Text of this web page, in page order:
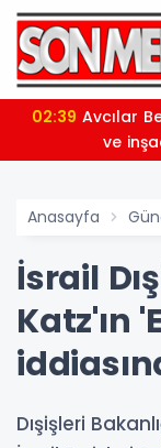
02:39
ve
Anasayfa
İsrail
Katz'ın
Dışişleri